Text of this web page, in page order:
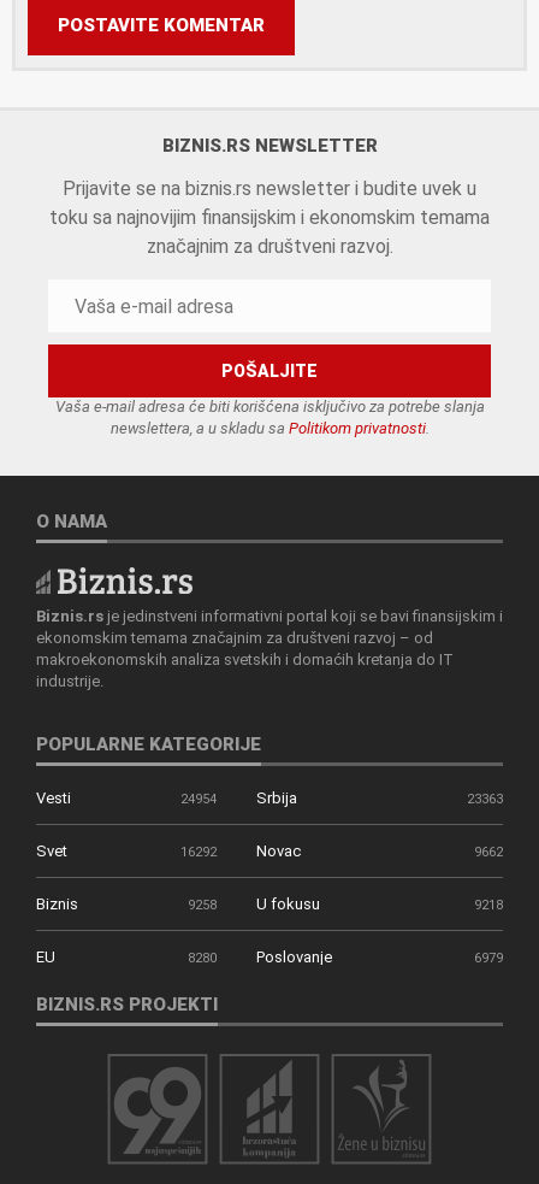
POSTAVITE KOMENTAR
BIZNIS.RS NEWSLETTER
Prijavite se na biznis.rs newsletter i budite uvek u
toku sa najnovijim finansijskim i ekonomskim temama
značajnim za društveni razvoj.
Vaša e-mail adresa će biti korišćena isključivo za potrebe slanja
newslettera, a u skladu sa Politikom privatnosti.
O NAMA
Biznis.rs je jedinstveni informativni portal koji se bavi finansijskim i
ekonomskim temama značajnim za društveni razvoj – od
makroekonomskih analiza svetskih i domaćih kretanja do IT
industrije.
POPULARNE KATEGORIJE
Vesti 24954 Srbija 23363
Svet 16292 Novac 9662
Biznis 9258 U fokusu 9218
EU 8280 Poslovanje 6979
BIZNIS.RS PROJEKTI